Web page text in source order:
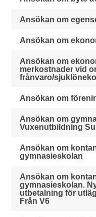
Ansökan om
Ansökan om
Ansökan om
merkostnader vid
frånvaro/
Ansökan om
Ansökan om
Vuxenutbildning
Ansökan om
gymnasieskolan
Ansökan om
gymnasieskolan.
utbetalning för
Från V6